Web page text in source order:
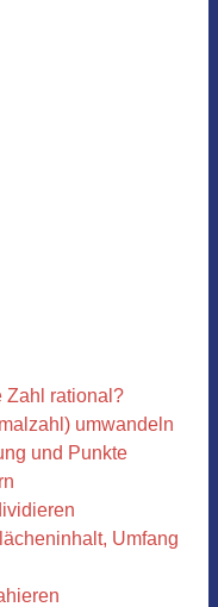
Zahl rational?
umwandeln
und Punkte
Umfang